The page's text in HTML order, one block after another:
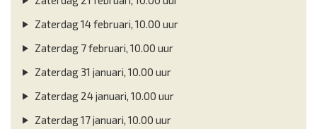
Zaterdag 14 februari, 10.00 uur
Zaterdag 7 februari, 10.00 uur
Zaterdag 31 januari, 10.00 uur
Zaterdag 24 januari, 10.00 uur
Zaterdag 17 januari, 10.00 uur